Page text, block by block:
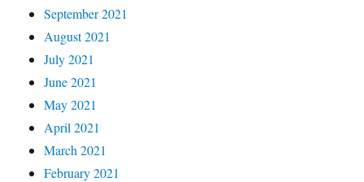
September 2021
August 2021
July 2021
June 2021
May 2021
April 2021
March 2021
February 2021